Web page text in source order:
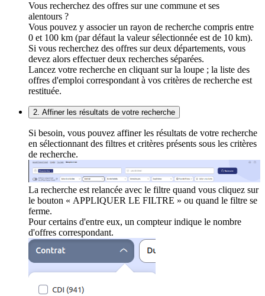
Vous recherchez des offres sur une commune et ses
alentours ?
Vous pouvez y associer un rayon de recherche compris entre
0 et 100 km (par défaut la valeur sélectionnée est de 10 km).
Si vous recherchez des offres sur deux départements, vous
devez alors effectuer deux recherches séparées.
Lancez votre recherche en cliquant sur la loupe ; la liste des
offres d'emploi correspondant à vos critères de recherche est
restituée.
2. Affiner les résultats de votre recherche
Si besoin, vous pouvez affiner les résultats de votre recherche
en sélectionnant des filtres et critères présents sous les critères
de recherche.
La recherche est relancée avec le filtre quand vous cliquez sur
le bouton « APPLIQUER LE FILTRE » ou quand le filtre se
ferme.
Pour certains d'entre eux, un compteur indique le nombre
d'offres correspondant.